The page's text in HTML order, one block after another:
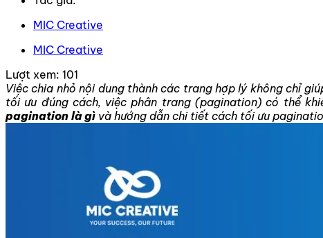
MIC Creative
MIC Creative
Lượt xem: 101
Việc chia nhỏ nội dung thành các trang hợp lý không chỉ
tối ưu đúng cách, việc phân trang (pagination) có thể
pagination là gì và hướng dẫn chi tiết cách tối ưu